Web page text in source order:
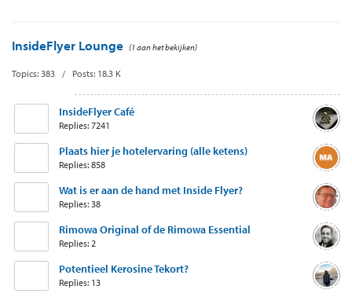
InsideFlyer Lounge (1 aan het bekijken)
Topics: 383 / Posts: 18.3 K
InsideFlyer Café
Replies: 7241
Plaats hier je hotelervaring (alle ketens)
Replies: 858
Wat is er aan de hand met Inside Flyer?
Replies: 38
Rimowa Original of de Rimowa Essential
Replies: 2
Potentieel Kerosine Tekort?
Replies: 13